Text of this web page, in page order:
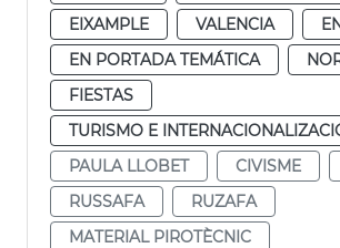
EIXAMPLE
VALENCIA
EN PORTADA TEMÁTICA
FIESTAS
TURISMO E
PAULA LLOBET
CIVISME
RUSSAFA
RUZAFA
MATERIAL PIROTÈCNIC